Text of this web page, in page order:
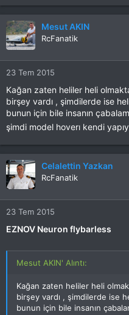
Mesut AKIN
RcFanatik
23 Tem 2015
Kağan zaten heliler heli
birşey vardı , şimdilerde ise
bunun için bile insanın
şimdi model hoverı kendi
Celalettin Yazkan
RcFanatik
23 Tem 2015
EZNOV Neuron flybarless
Mesut AKIN' Alıntı:
Kağan zaten heliler heli
birşey vardı , şimdilerde ise
bunun için bile insanın